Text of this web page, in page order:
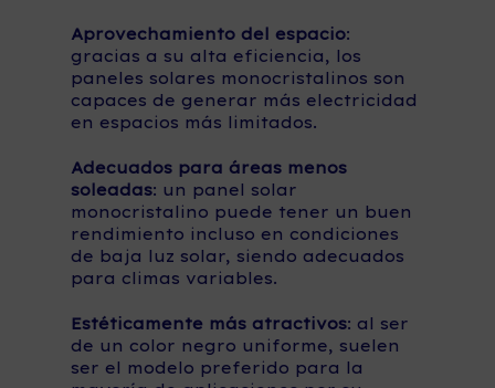
Aprovechamiento del espacio:
gracias a su alta eficiencia, los
paneles solares monocristalinos son
capaces de generar más electricidad
en espacios más limitados.
Adecuados para áreas menos
soleadas: un panel solar
monocristalino puede tener un buen
rendimiento incluso en condiciones
de baja luz solar, siendo adecuados
para climas variables.
Estéticamente más atractivos: al ser
de un color negro uniforme, suelen
ser el modelo preferido para la